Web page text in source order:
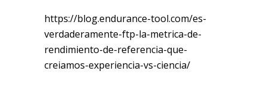
https://blog.endurance-tool.com/es-
verdaderamente-ftp-la-metrica-de-
rendimiento-de-referencia-que-
creiamos-experiencia-vs-ciencia/